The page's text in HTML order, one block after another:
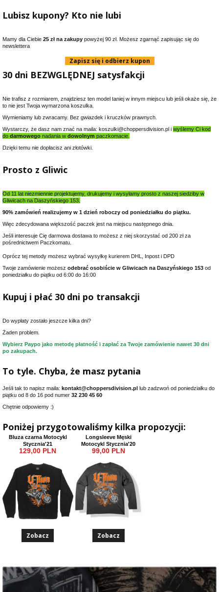
Lubisz kupony? Kto nie lubi
Mamy dla Ciebie 25 zł na zakupy powyżej 90 zł. Możesz zgarnąć zapisując się do
newslettera
Zapisz się i odbierz kupon
30 dni BEZWGLĘDNEJ satysfakcji
Nie trafisz z rozmiarem, znajdziesz ten model taniej w innym miejscu lub jeśli okaże się, że
to nie jest Twoja wymarzona koszulka.
Wymieniamy lub zwracamy. Bez gwiazdek i kruczków prawnych.
Wystarczy, że dasz nam znać na maila: koszulki@choppersdivision.pl i wyślemy Ci kod
do darmowego nadania w dowolnym paczkomacie.
Dzięki temu nie dopłacisz ani złotówki.
Prosto z Gliwic
Od 11 lat niezmiennie projektujemy, drukujemy i wysyłamy prosto z naszej siedziby w
Gliwicach na Daszyńskiego 153.
90% zamówień realizujemy w 1 dzień roboczy od poniedziałku do piątku.
Więc zdecydowana większość paczek jest na miejscu następnego dnia.
Jeśli interesuje Cię darmowa dostawa to możesz z niej skorzystać od 200 zł za
pośrednictwem Paczkomatu.
Oprócz tej metody możesz wybrać wysyłkę kurierem DHL, Inpost i DPD
Twoje zamówienie możesz odebrać osobiście w Gliwicach na Daszyńskiego 153 od
poniedziałku do piątku od 6:00 do 16:00
Kupuj i płać 30 dni po transakcji
Do wypłaty zostało jeszcze kilka dni?
Żaden problem.
Wybierz Paypo jako metodę płatność i zapłać za Twoje zamówienie nawet 30 dni
po zakupach.
To tyle. Chyba, że masz pytania
Jeśli tak to napisz maila: kontakt@choppersdivision.pl lub zadzwoń od poniedziałku do
piątku od 8 do 16 pod numer 32 230 45 60
Chętnie odpowiemy :)
Poniżej przygotowaliśmy kilka propozycji:
Bluza czarna Motocykl
Stycznia'21
129,00 PLN
Zobacz
Longsleeve Męski
Motocykl Stycznia'20
99,00 PLN
Zobacz